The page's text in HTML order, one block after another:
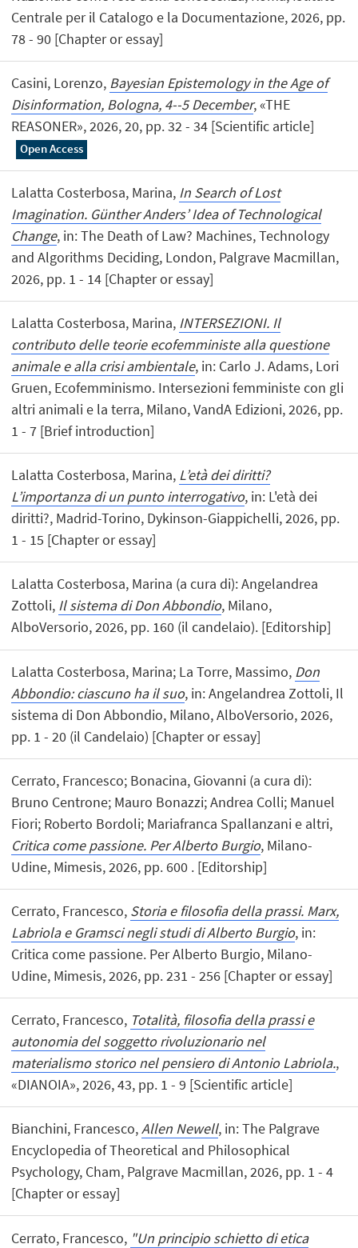
Centrale per il Catalogo e la Documentazione, 2026, pp.
78 - 90 [Chapter or essay]
Casini, Lorenzo, Bayesian Epistemology in the Age of
Disinformation, Bologna, 4--5 December, «THE
REASONER», 2026, 20, pp. 32 - 34 [Scientific article]
Open Access
Lalatta Costerbosa, Marina, In Search of Lost
Imagination. Günther Anders’ Idea of Technological
Change, in: The Death of Law? Machines, Technology
and Algorithms Deciding, London, Palgrave Macmillan,
2026, pp. 1 - 14 [Chapter or essay]
Lalatta Costerbosa, Marina, INTERSEZIONI. Il
contributo delle teorie ecofemministe alla questione
animale e alla crisi ambientale, in: Carlo J. Adams, Lori
Gruen, Ecofemminismo. Intersezioni femministe con gli
altri animali e la terra, Milano, VandA Edizioni, 2026, pp.
1 - 7 [Brief introduction]
Lalatta Costerbosa, Marina, L’età dei diritti?
L’importanza di un punto interrogativo, in: L'età dei
diritti?, Madrid-Torino, Dykinson-Giappichelli, 2026, pp.
1 - 15 [Chapter or essay]
Lalatta Costerbosa, Marina (a cura di): Angelandrea
Zottoli, Il sistema di Don Abbondio, Milano,
AlboVersorio, 2026, pp. 160 (il candelaio). [Editorship]
Lalatta Costerbosa, Marina; La Torre, Massimo, Don
Abbondio: ciascuno ha il suo, in: Angelandrea Zottoli, Il
sistema di Don Abbondio, Milano, AlboVersorio, 2026,
pp. 1 - 20 (il Candelaio) [Chapter or essay]
Cerrato, Francesco; Bonacina, Giovanni (a cura di):
Bruno Centrone; Mauro Bonazzi; Andrea Colli; Manuel
Fiori; Roberto Bordoli; Mariafranca Spallanzani e altri,
Critica come passione. Per Alberto Burgio, Milano-
Udine, Mimesis, 2026, pp. 600 . [Editorship]
Cerrato, Francesco, Storia e filosofia della prassi. Marx,
Labriola e Gramsci negli studi di Alberto Burgio, in:
Critica come passione. Per Alberto Burgio, Milano-
Udine, Mimesis, 2026, pp. 231 - 256 [Chapter or essay]
Cerrato, Francesco, Totalità, filosofia della prassi e
autonomia del soggetto rivoluzionario nel
materialismo storico nel pensiero di Antonio Labriola.,
«DIANOIA», 2026, 43, pp. 1 - 9 [Scientific article]
Bianchini, Francesco,Allen Newell, in: The Palgrave
Encyclopedia of Theoretical and Philosophical
Psychology, Cham, Palgrave Macmillan, 2026, pp. 1 - 4
[Chapter or essay]
Cerrato, Francesco, "Un principio schietto di etica